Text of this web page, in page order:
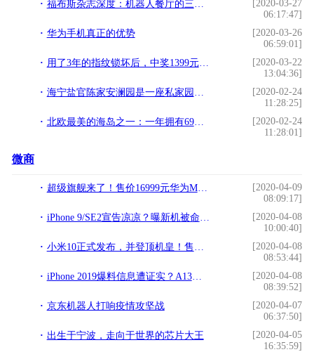
福布斯杂志深度：机器人餐厅的三大优势和两大问题
[2020-03-27
06:17:47]
华为手机真正的优势
[2020-03-26
06:59:01]
用了3年的指纹锁坏后，中奖1399元米家指纹锁，却不愿换锁？
[2020-03-22
13:04:36]
海宁盐官陈家安澜园是一座私家园林，为何那么出名？
[2020-02-24
11:28:25]
北欧最美的海岛之一：一年拥有69个极昼的“夏之岛”
[2020-02-24
11:28:01]
微商
超级旗舰来了！售价16999元华为MateXs已开启预约
[2020-04-09
08:09:17]
iPhone 9/SE2宣告凉凉？曝新机被命名为“iPhone”果粉：复古风
[2020-04-08
10:00:40]
小米10正式发布，并登顶机皇！售价3999起步，但这几点你不得不知
[2020-04-08
08:53:44]
iPhone 2019爆料信息遭证实？A13仿生将于月底量产
[2020-04-08
08:39:52]
京东机器人打响疫情攻坚战
[2020-04-07
06:37:50]
出生于宁波，走向于世界的芯片大王
[2020-04-05
16:35:59]